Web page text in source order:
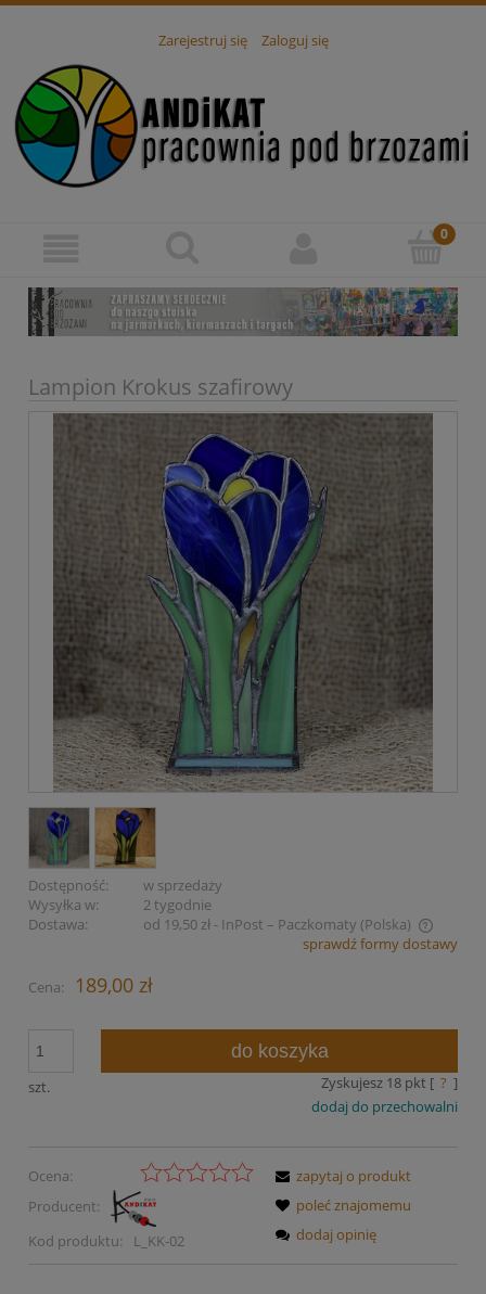
Zarejestruj się Zaloguj się
Lampion Krokus szafirowy
Dostępność:
w sprzedaży
Wysyłka w:
2 tygodnie
Dostawa:
od 19,50 zł - InPost – Paczkomaty (Polska)
Cena nie zawiera ewentualnych kosztów płatnościsprawdź formy dostawy
Cena: 189,00 zł
szt.
do koszyka
Zyskujesz 18pkt [ ? ]
dodaj do przechowalni
Ocena:
Producent:
Kod produktu:
L_KK-02
zapytaj o produkt
poleć znajomemu
dodaj opinię